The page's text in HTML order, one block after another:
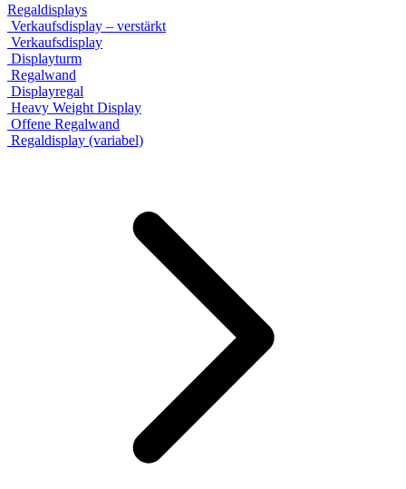
Regaldisplays
Verkaufsdisplay – verstärkt
Verkaufsdisplay
Displayturm
Regalwand
Displayregal
Heavy Weight Display
Offene Regalwand
Regaldisplay (variabel)